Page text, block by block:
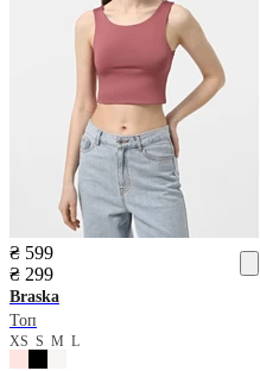
₴ 599
₴ 299
Braska
Топ
XS S M L